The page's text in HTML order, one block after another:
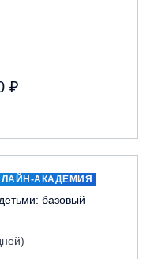
₽
АКАДЕМИЯ
базовый